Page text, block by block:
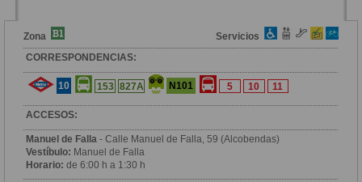
Zona
Servicios
CORRESPONDENCIAS:
10 153 827A N101 5 10 11
ACCESOS:
Manuel de Falla - Calle Manuel de Falla, 59 (Alcobendas)
Vestíbulo: Manuel de Falla
Horario: de 6:00 h a 1:30 h